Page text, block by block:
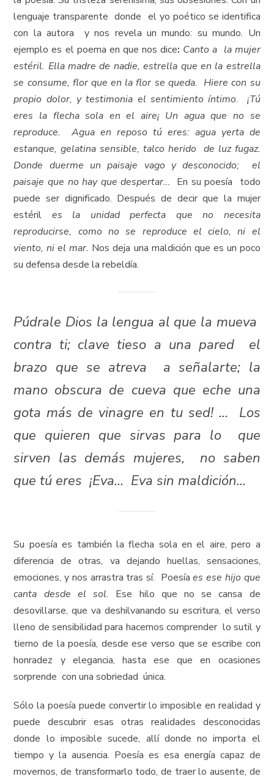
lenguaje transparente donde el yo poético se identifica
con la autora y nos revela un mundo: su mundo. Un
ejemplo es el poema en que nos dice: Canto a la mujer
estéril. Ella madre de nadie, estrella que en la estrella
se consume, flor que en la flor se queda. Hiere con su
propio dolor, y testimonia el sentimiento íntimo. ¡Tú
eres la flecha sola en el aire¡ Un agua que no se
reproduce. Agua en reposo tú eres: agua yerta de
estanque, gelatina sensible, talco herido de luz fugaz.
Donde duerme un paisaje vago y desconocido; el
paisaje que no hay que despertar… En su poesía todo
puede ser dignificado. Después de decir que la mujer
estéril es la unidad perfecta que no necesita
reproducirse, como no se reproduce el cielo, ni el
viento, ni el mar. Nos deja una maldición que es un poco
su defensa desde la rebeldía.
Púdrale Dios la lengua al que la mueva
contra ti; clave tieso a una pared el
brazo que se atreva a señalarte; la
mano obscura de cueva que eche una
gota más de vinagre en tu sed! … Los
que quieren que sirvas para lo que
sirven las demás mujeres, no saben
que tú eres ¡Eva… Eva sin maldición…
Su poesía es también la flecha sola en el aire, pero a
diferencia de otras, va dejando huellas, sensaciones,
emociones, y nos arrastra tras sí. Poesíaes ese hijo que
canta desde el sol. Ese hilo que no se cansa de
desovillarse, que va deshilvanando su escritura, el verso
lleno de sensibilidad para hacernos comprender lo sutil y
tierno de la poesía, desde ese verso que se escribe con
honradez y elegancia, hasta ese que en ocasiones
sorprende con una sobriedad única.
Sólo la poesía puede convertir lo imposible en realidad y
puede descubrir esas otras realidades desconocidas
donde lo imposible sucede, allí donde no importa el
tiempo y la ausencia. Poesía es esa energía capaz de
movernos, de transformarlo todo, de traer lo ausente, de